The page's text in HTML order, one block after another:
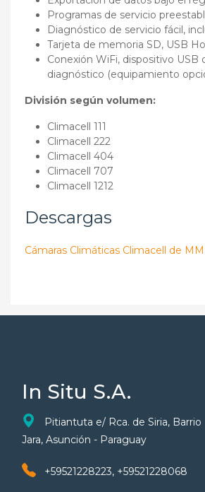
Programas de servicio
Diagnóstico de servicio fácil,
Tarjeta de memoria SD, USB
Conexión WiFi, dispositivo
diagnóstico (equipamiento
División según volumen:
Climacell 111
Climacell 222
Climacell 404
Climacell 707
Climacell 1212
Descargas
Cámaras Climáticas Climacell de
In Situ S.A.
Pitiantuta e/ Rca. de Siria, Barrio
Jara, Asunción - Paraguay
+59521228223, +59521228068